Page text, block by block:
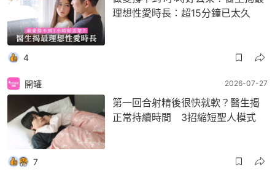
理想性愛時長：超15分鐘已太久
4
開罐 2026-07-27
第一回合射精後很快就軟？醫生揭
正常持續時間 3招縮短聖人模式
7